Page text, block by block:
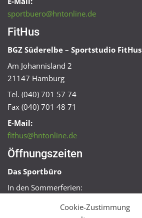
Cookie-Zustimmung
sportbuero@hntonline.de
FitHus
BGZ Süderelbe – Sportstudio FitHus
Am Johannisland 2
21147 Hamburg
Tel. (040) 701 57 74
Fax (040) 701 48 71
E-Mail:
fithus@hntonline.de
Öffnungszeiten
Das Sportbüro
In den Sommerferien:
Mo + Mi 16:00 – 18:00 Uhr